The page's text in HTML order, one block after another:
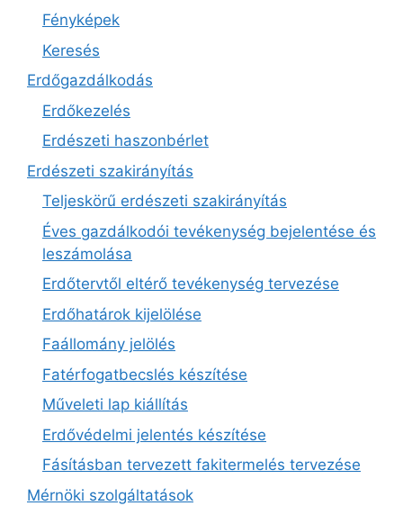
Fényképek
Keresés
Erdőgazdálkodás
Erdőkezelés
Erdészeti haszonbérlet
Erdészeti szakirányítás
Teljeskörű erdészeti szakirányítás
Éves gazdálkodói tevékenység bejelentése és
leszámolása
Erdőtervtől eltérő tevékenység tervezése
Erdőhatárok kijelölése
Faállomány jelölés
Fatérfogatbecslés készítése
Műveleti lap kiállítás
Erdővédelmi jelentés készítése
Fásításban tervezett fakitermelés tervezése
Mérnöki szolgáltatások